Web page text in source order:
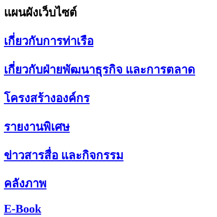
แผนผังเว็บไซต์
เกี่ยวกับการท่าเรือ
เกี่ยวกับฝ่ายพัฒนาธุรกิจ และการตลาด
โครงสร้างองค์กร
รายงานพิเศษ
ข่าวสารสื่อ และกิจกรรม
คลังภาพ
E-Book